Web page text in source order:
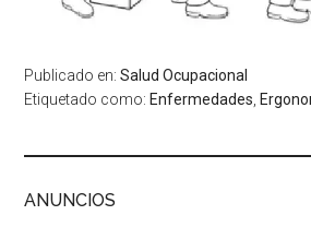
Publicado en:Salud Ocupacional
Etiquetado como: Enfermedades,
ANUNCIOS